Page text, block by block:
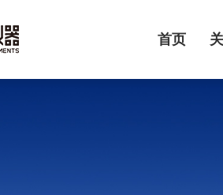
首页